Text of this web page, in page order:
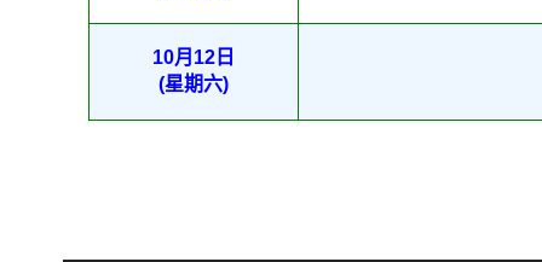
10月12日
(星期六)